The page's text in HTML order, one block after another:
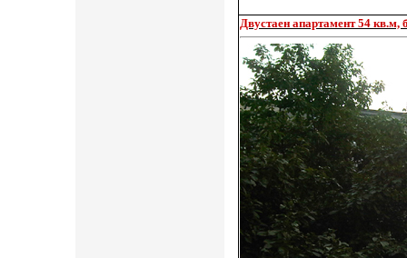
Двустаен апартамент 54 кв.м,